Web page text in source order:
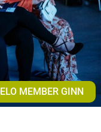
ELO MEMBER GINN